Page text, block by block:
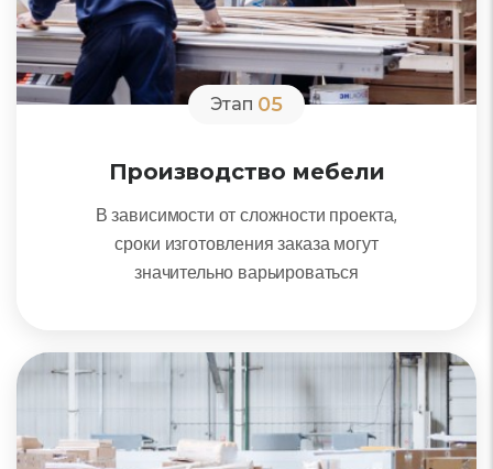
Этап 05
Производство мебели
В зависимости от сложности проекта,
сроки изготовления заказа могут
значительно варьироваться